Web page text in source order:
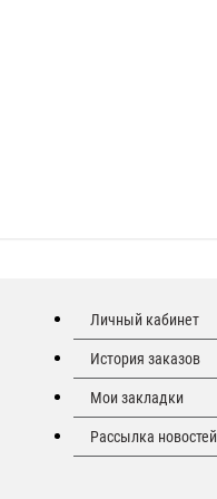
Личный кабинет
История заказов
Мои закладки
Рассылка новостей